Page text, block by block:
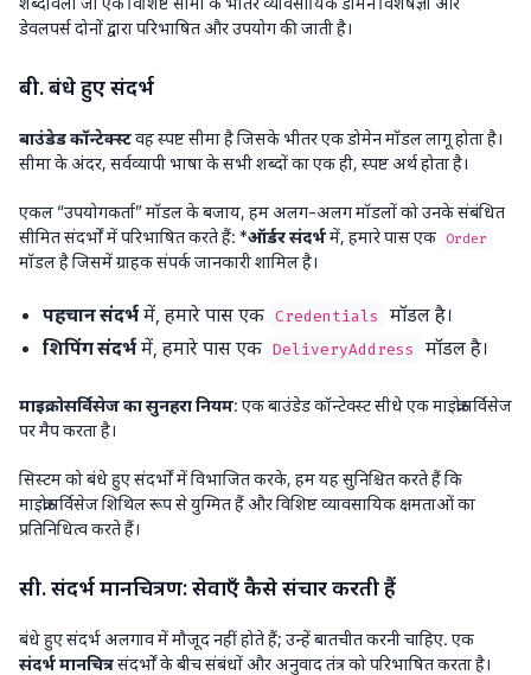
डेवलपर्स दोनों द्वारा परिभाषित और उपयोग की जाती है।
बी. बंधे हुए संदर्भ
बाउंडेड कॉन्टेक्स्टवह स्पष्ट सीमा है जिसके भीतर एक डोमेन मॉडल लागू होता है।
सीमा के अंदर, सर्वव्यापी भाषा के सभी शब्दों का एक ही, स्पष्ट अर्थ होता है।
एकल “उपयोगकर्ता” मॉडल के बजाय, हम अलग-अलग मॉडलों को उनके संबंधित
सीमित संदर्भों में परिभाषित करते हैं: *ऑर्डर संदर्भमें, हमारे पास एक Order
मॉडल है जिसमें ग्राहक संपर्क जानकारी शामिल है।
पहचान संदर्भ में, हमारे पास एक Credentials
मॉडल है।
शिपिंग संदर्भ में, हमारे पास एक DeliveryAddress मॉडल है।
माइक्रोसर्विसेज का सुनहरा नियम: एक बाउंडेड कॉन्टेक्स्ट सीधे एक माइक्रोसर्विसेज
पर मैप करता है।
सिस्टम को बंधे हुए संदर्भों में विभाजित करके, हम यह सुनिश्चित करते हैं कि
माइक्रोसर्विसेज शिथिल रूप से युग्मित हैं और विशिष्ट व्यावसायिक क्षमताओं का
प्रतिनिधित्व करते हैं।
सी. संदर्भ मानचित्रण: सेवाएँ कैसे संचार करती हैं
बंधे हुए संदर्भ अलगाव में मौजूद नहीं होते हैं; उन्हें बातचीत करनी चाहिए. एक
संदर्भ मानचित्रसंदर्भों के बीच संबंधों और अनुवाद तंत्र को परिभाषित करता है।